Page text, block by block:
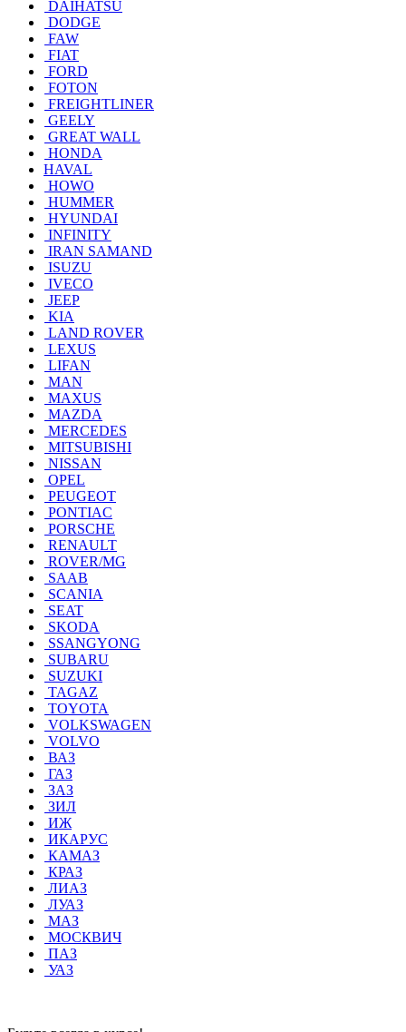
DAIHATSU
DODGE
FAW
FIAT
FORD
FOTON
FREIGHTLINER
GEELY
GREAT WALL
HONDA
HAVAL
HOWO
HUMMER
HYUNDAI
INFINITY
IRAN SAMAND
ISUZU
IVECO
JEEP
KIA
LAND ROVER
LEXUS
LIFAN
MAN
MAXUS
MAZDA
MERCEDES
MITSUBISHI
NISSAN
OPEL
PEUGEOT
PONTIAC
PORSCHE
RENAULT
ROVER/MG
SAAB
SCANIA
SEAT
SKODA
SSANGYONG
SUBARU
SUZUKI
TAGAZ
TOYOTA
VOLKSWAGEN
VOLVO
ВАЗ
ГАЗ
ЗАЗ
ЗИЛ
ИЖ
ИКАРУС
КАМАЗ
КРАЗ
ЛИАЗ
ЛУАЗ
МАЗ
МОСКВИЧ
ПАЗ
УАЗ